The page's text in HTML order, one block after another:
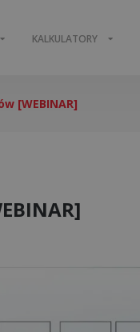
KALKULATORY
[WEBINAR]